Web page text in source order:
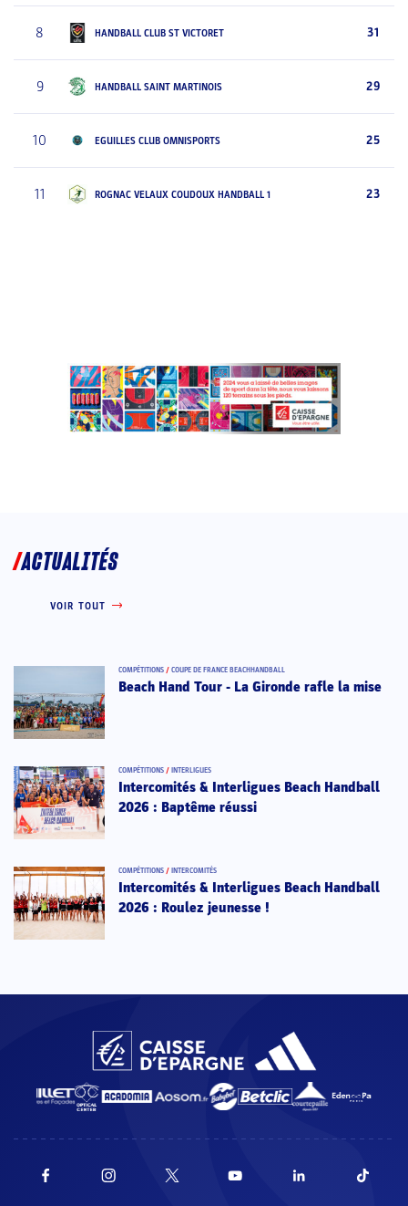
8 HANDBALL CLUB ST VICTORET 31
9 HANDBALL SAINT MARTINOIS 29
10 EGUILLES CLUB OMNISPORTS 25
11 ROGNAC VELAUX COUDOUX HANDBALL 1 23
ACTUALITÉS
VOIR TOUT
COMPÉTITIONS / COUPE DE FRANCE BEACHHANDBALL
Beach Hand Tour - La Gironde rafle la mise
COMPÉTITIONS / INTERLIGUES
Intercomités & Interligues Beach Handball
2026 : Baptême réussi
COMPÉTITIONS / INTERCOMITÉS
Intercomités & Interligues Beach Handball
2026 : Roulez jeunesse !